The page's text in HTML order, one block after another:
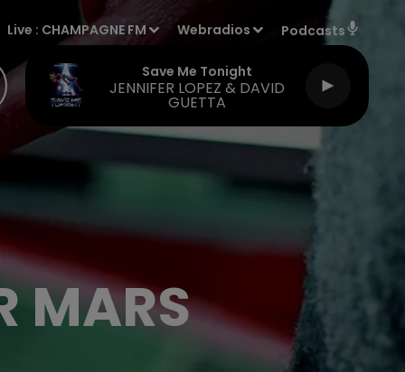
Live : CHAMPAGNE FM Webradios Podcasts
Save Me Tonight
JENNIFER LOPEZ & DAVID
GUETTA
MARS